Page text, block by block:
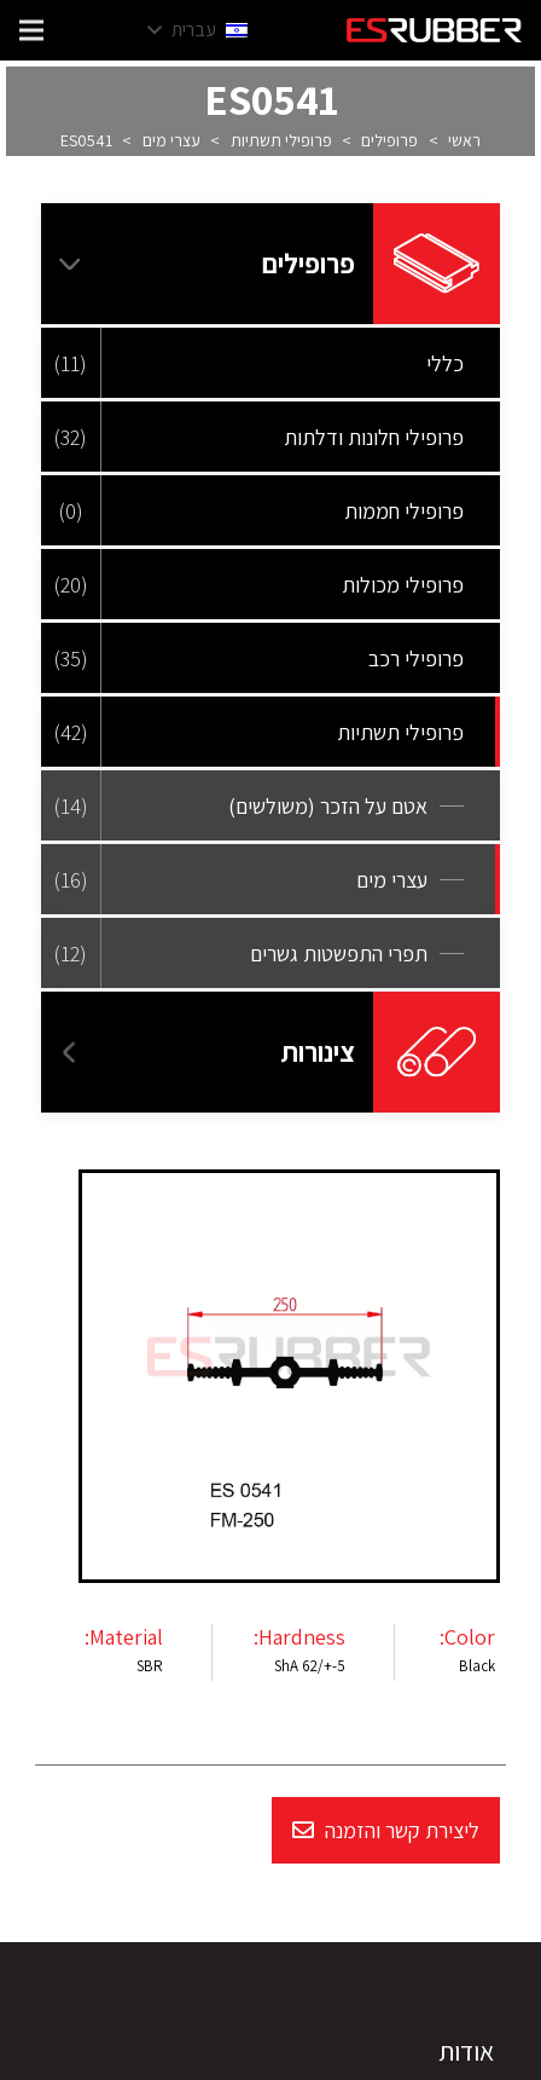
עברית
ES0541
ראשי > פרופילים > פרופילי תשתיות > עצרי מים >
ES0541
פרופילים
כללי (11)
פרופילי חלונות ודלתות (32)
פרופילי חממות (0)
פרופילי מכולות (20)
פרופילי רכב (35)
פרופילי תשתיות (42)
אטם על הזכר (משולשים) (14)
עצרי מים (16)
תפרי התפשטות גשרים (12)
צינורות
Color:
Black
Hardness:
ShA 62/+-5
Material:
SBR
ליצירת קשר והזמנה
אודות